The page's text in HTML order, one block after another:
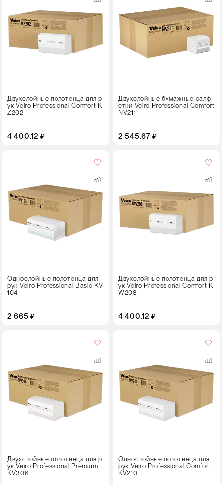
Двухслойные полотенца для р
ук Veiro Professional Comfort K
Z202
4 400.12 ₽
Двухслойные бумажные салф
етки Veiro Professional Comfort
NV211
2 545.67 ₽
15 пачек
Цвет
Однослойные полотенца для
рук Veiro Professional Basic KV
104
2 665 ₽
Двухслойные полотенца для р
ук Veiro Professional Comfort K
W208
4 400.12 ₽
21 пачка
Цвет
Двухслойные полотенца для р
ук Veiro Professional Premium
KV306
Однослойные полотенца для
рук Veiro Professional Comfort
KV210
20 пачек
Цвет